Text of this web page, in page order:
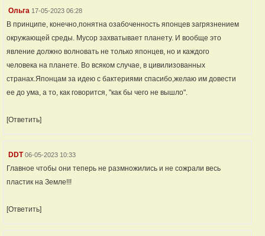
Ольга 17-05-2023 06:28
В принципе, конечно,понятна озабоченность японцев загрязнением
окружающей среды. Мусор захватывает планету. И вообще это
явление должно волновать не только японцев, но и каждого
человека на планете. Во всяком случае, в цивилизованных
странах.Японцам за идею с бактериями спасибо,желаю им довести
ее до ума, а то, как говорится, "как бы чего не вышло".
[Ответить]
DDT 06-05-2023 10:33
Главное чтобы они теперь не размножились и не сожрали весь
пластик на Земле!!!
[Ответить]